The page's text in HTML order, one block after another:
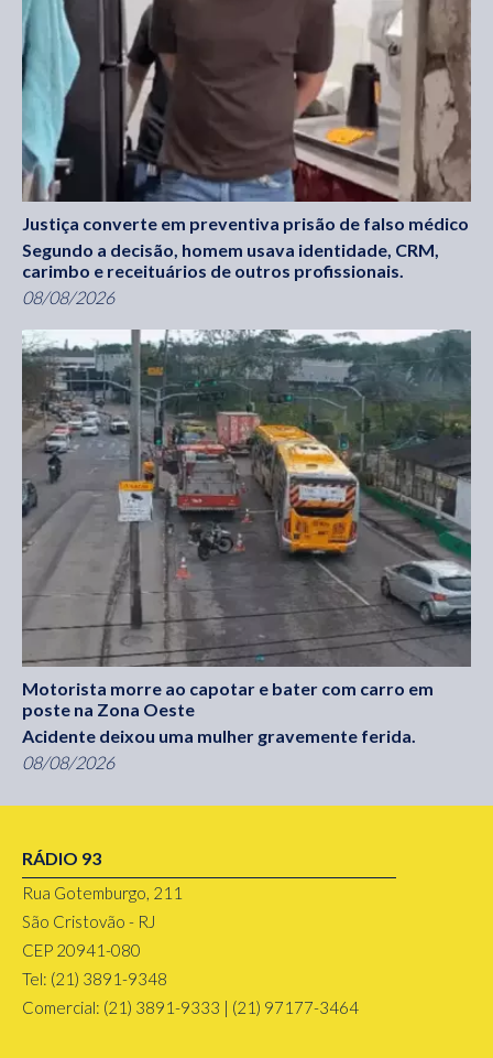
Justiça converte em preventiva prisão de falso médico
Segundo a decisão, homem usava identidade, CRM,
carimbo e receituários de outros profissionais.
08/08/2026
Motorista morre ao capotar e bater com carro em
poste na Zona Oeste
Acidente deixou uma mulher gravemente ferida.
08/08/2026
RÁDIO 93
Rua Gotemburgo, 211
São Cristovão - RJ
CEP 20941-080
Tel: (21) 3891-9348
Comercial: (21) 3891-9333 | (21) 97177-3464